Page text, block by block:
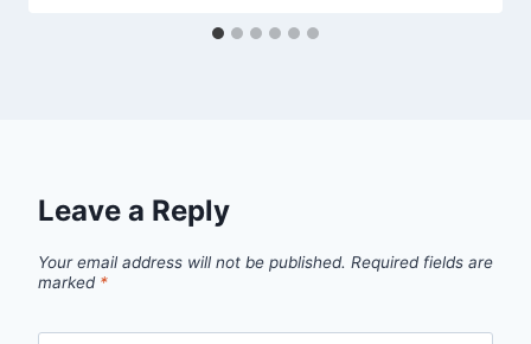
Leave a Reply
Your email address will not be published. Required fields are
marked *